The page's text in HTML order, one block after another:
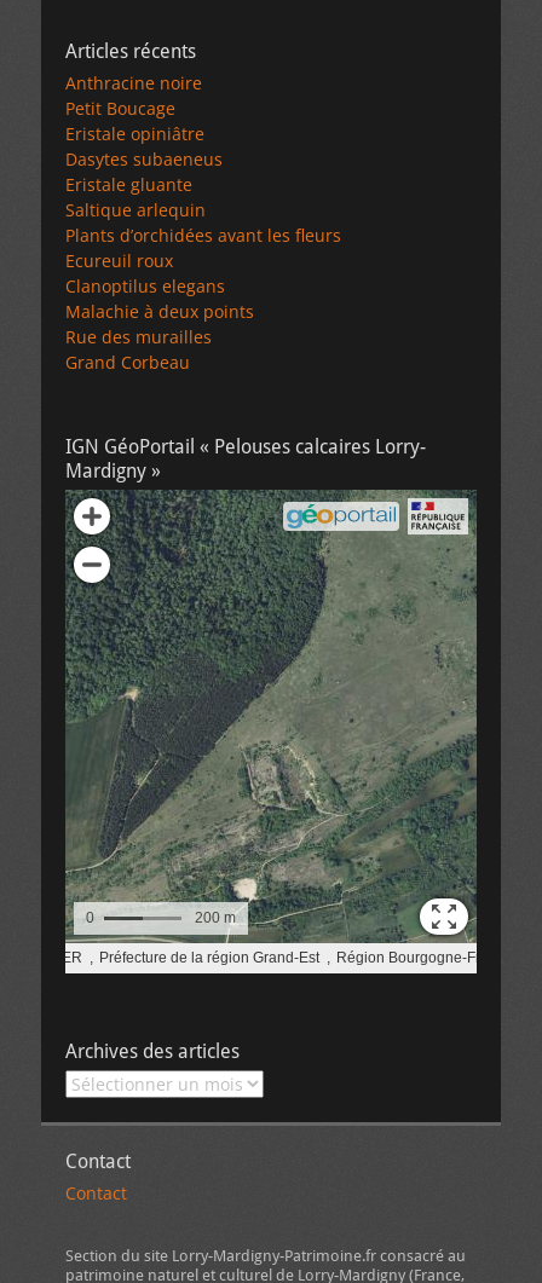
biologiques
Articles récents
Anthracine noire
Petit Boucage
Eristale opiniâtre
Dasytes subaeneus
Eristale gluante
Saltique arlequin
Plants d’orchidées avant les fleurs
Ecureuil roux
Clanoptilus elegans
Malachie à deux points
Rue des murailles
Grand Corbeau
IGN GéoPortail « Pelouses calcaires Lorry-
Mardigny »
Archives des articles
Archives
articles
Contact
Contact
Section du site Lorry-Mardigny-Patrimoine.fr consacré au
patrimoine naturel et culturel de Lorry-Mardigny (France,